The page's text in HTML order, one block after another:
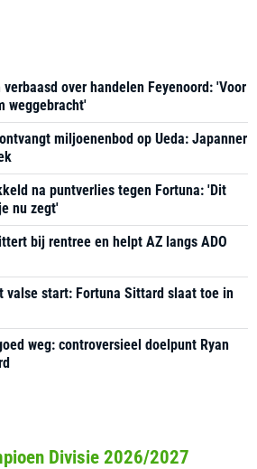
verbaasd over handelen Feyenoord: 'Voor
weggebracht'
miljoenenbod op Ueda: Japanner
na puntverlies tegen Fortuna: 'Dit
nu zegt'
bij rentree en helpt AZ langs ADO
valse start: Fortuna Sittard slaat toe in
weg: controversieel doelpunt Ryan
Divisie 2026/2027